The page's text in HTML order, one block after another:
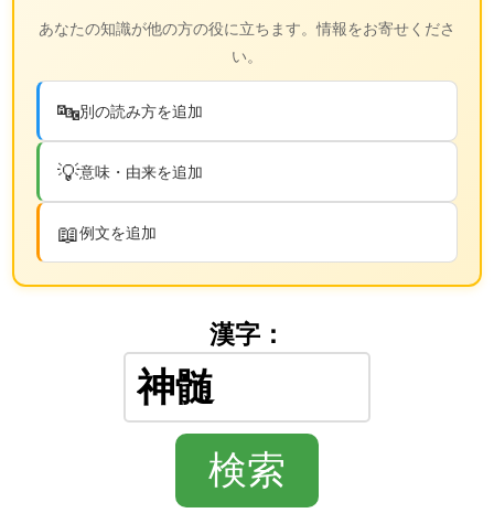
あなたの知識が他の方の役に立ちます。情報をお寄せくださ
い。
🔤別の読み方を追加
💡意味・由来を追加
📖例文を追加
漢字：